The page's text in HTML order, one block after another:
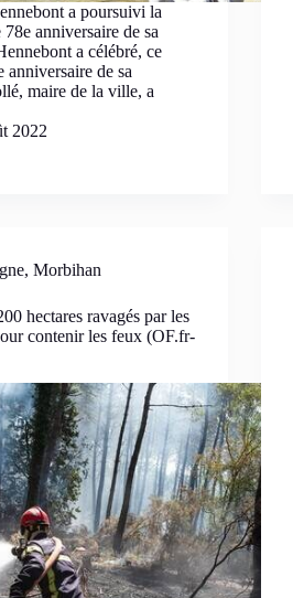
a poursuivi la
anniversaire de sa
a célébré, ce
anniversaire de sa
maire de la ville, a
2022
, Morbihan
hectares ravagés par les
contenir les feux (OF.fr-